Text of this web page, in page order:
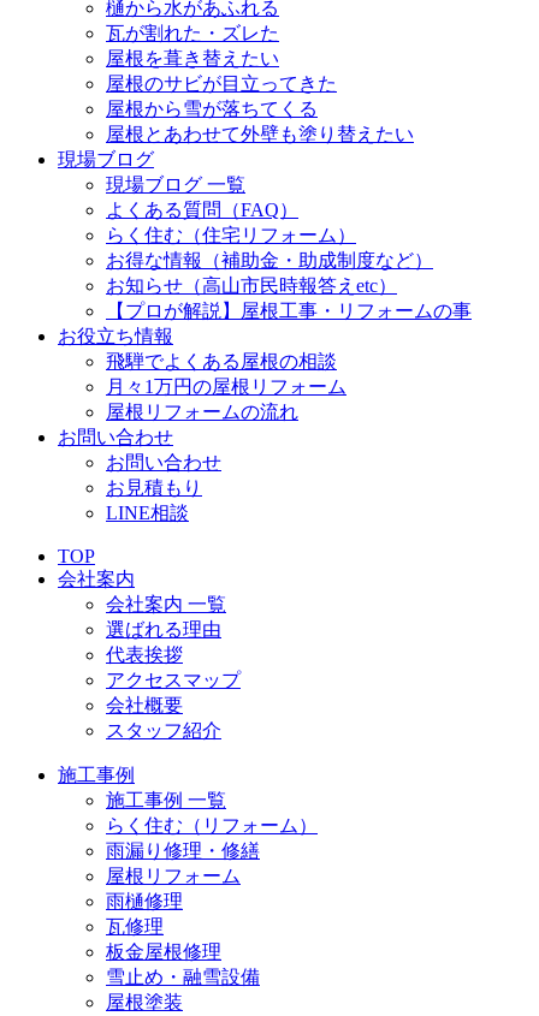
樋から水があふれる
瓦が割れた・ズレた
屋根を葺き替えたい
屋根のサビが目立ってきた
屋根から雪が落ちてくる
屋根とあわせて外壁も塗り替えたい
現場ブログ
現場ブログ 一覧
よくある質問（FAQ）
らく住む（住宅リフォーム）
お得な情報（補助金・助成制度など）
お知らせ（高山市民時報答えetc）
【プロが解説】屋根工事・リフォームの事
お役立ち情報
飛騨でよくある屋根の相談
月々1万円の屋根リフォーム
屋根リフォームの流れ
お問い合わせ
お問い合わせ
お見積もり
LINE相談
TOP
会社案内
会社案内 一覧
選ばれる理由
代表挨拶
アクセスマップ
会社概要
スタッフ紹介
施工事例
施工事例 一覧
らく住む（リフォーム）
雨漏り修理・修繕
屋根リフォーム
雨樋修理
瓦修理
板金屋根修理
雪止め・融雪設備
屋根塗装